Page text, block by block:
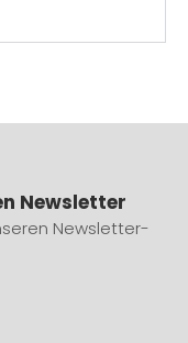
Newsletter
Newsletter-